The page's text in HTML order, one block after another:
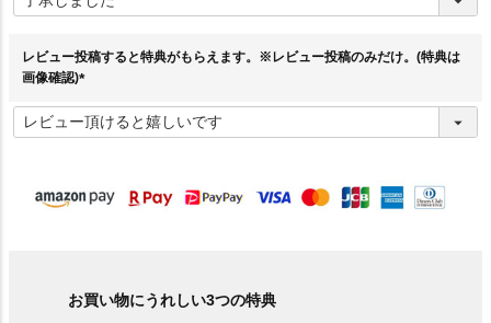
須
レビュー投稿すると特典がもらえます。※レビュー投稿のみだけ。(特典は
画像確認)
必
須
お買い物にうれしい3つの特典